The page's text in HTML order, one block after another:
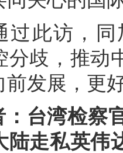
过此访，
分歧，推动
前发展，更
台湾检察
陆走私英伟